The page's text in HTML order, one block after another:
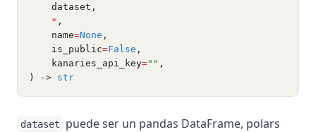
    dataset,
* ,
    name
=None ,
    is_public
=False ,
    kanaries_api_key
="" ,
)
-> str
dataset
puede ser un pandas DataFrame, polars